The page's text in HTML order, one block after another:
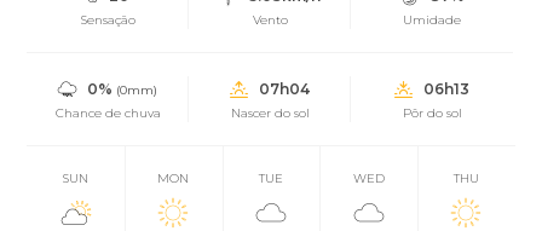
Sensação Vento Umidade
0% (0mm)
Chance de chuva
07h04
Nascer do sol
06h13
Pôr do sol
SUN MON TUE WED THU